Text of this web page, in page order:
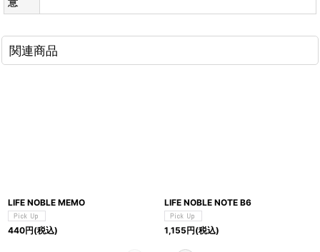
関連商品
LIFE NOBLE MEMO
440円(税込)
LIFE NOBLE NOTE B6
1,155円(税込)